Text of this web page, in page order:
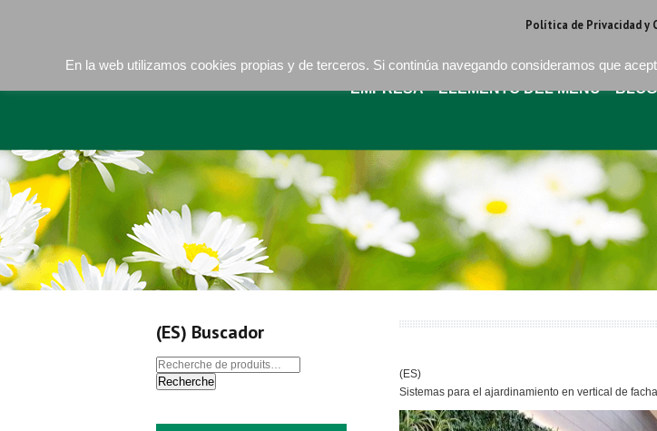
EMPRESA ELEMENTO DEL MENÚ BLOG
(ES)
Sistemas para el ajardinamiento en vertical de
(ES) Buscador
Recherche
Política de Privacidad y
En la web utilizamos cookies propias y de terceros. Si continúa navegando consideramos que